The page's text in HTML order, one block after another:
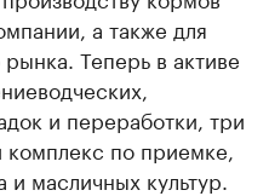
а также для
Теперь в активе
и переработки, три
по приемке,
масличных культур.